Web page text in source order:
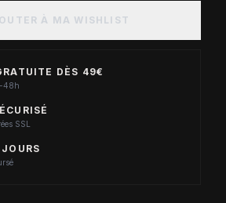
À MA WISHLIST
DÈS 49€
48h
SSL